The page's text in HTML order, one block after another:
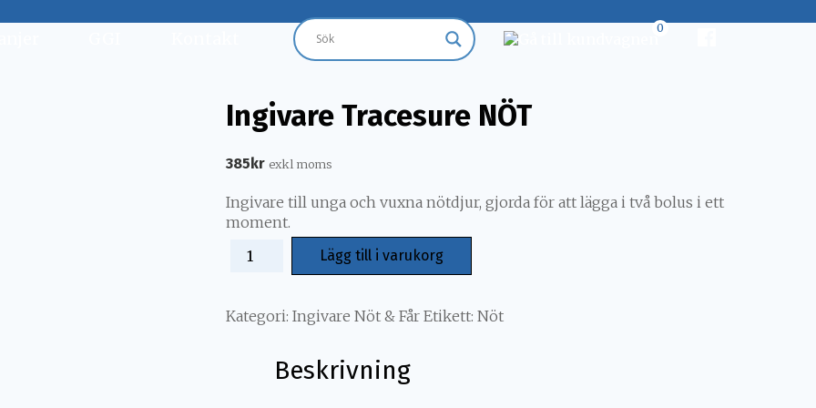
0
Ingivare Tracesure NÖT
385 kr exkl moms
Ingivare till unga och vuxna nötdjur, gjorda för att lägga i två bolus i ett
moment.
Lägg till i varukorg
Kategori:Ingivare Nöt & Får Etikett:Nöt
Beskrivning